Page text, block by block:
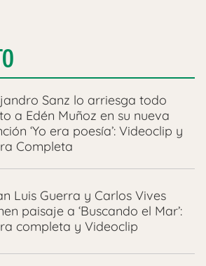
Sanz lo arriesga todo
a Edén Muñoz en su nueva
‘Yo era poesía’: Videoclip y
Completa
Luis Guerra y Carlos Vives
paisaje a ‘Buscando el Mar’:
completa y Videoclip